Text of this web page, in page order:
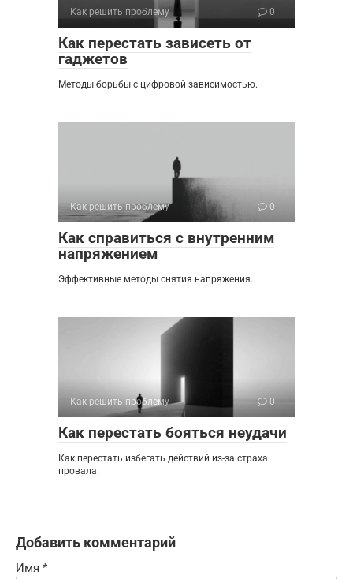
Как решить проблему 0
Как перестать зависеть от
гаджетов
Методы борьбы с цифровой зависимостью.
Как решить проблему 0
Как справиться с внутренним
напряжением
Эффективные методы снятия напряжения.
Как решить проблему 0
Как перестать бояться неудачи
Как перестать избегать действий из-за страха
провала.
Добавить комментарий
Имя *